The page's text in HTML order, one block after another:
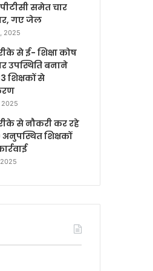
समेत चार
गए जेल
2025
से ई- शिक्षा कोष
उपस्थिति बनाने
शिक्षकों से
2025
से नौकरी कर रहे
अनुपस्थित शिक्षकों